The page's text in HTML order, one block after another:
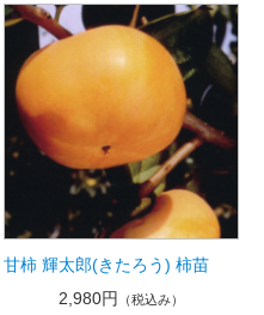
甘柿 輝太郎(きたろう) 柿苗
2,980円
（税込み）